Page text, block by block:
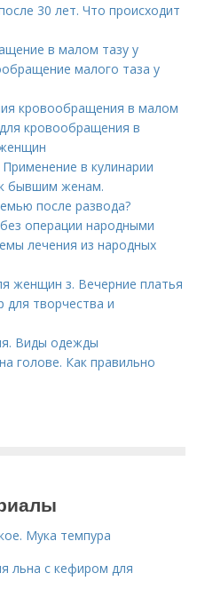
30 лет. Что происходит
в малом тазу у
малого таза у
кровообращения в малом
кровообращения в
в кулинарии
бывшим женам.
после развода?
операции народными
лечения из народных
женщин з. Вечерние платья
творчества и
Виды одежды
голове. Как правильно
Мука темпура
льна с кефиром для